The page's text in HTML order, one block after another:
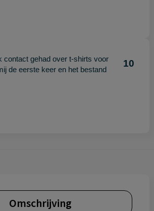
contact gehad over t-shirts voor
de eerste keer en het bestand
10
Omschrijving